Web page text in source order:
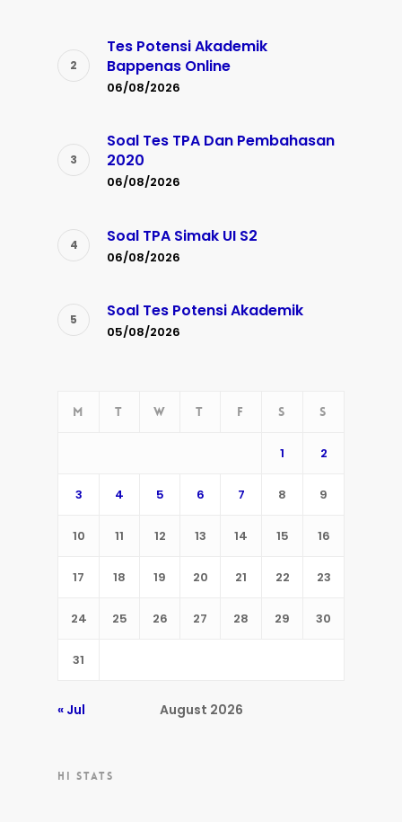
Tes Potensi Akademik
Bappenas Online
06/08/2026
Soal Tes TPA Dan Pembahasan
2020
06/08/2026
Soal TPA Simak UI S2
06/08/2026
Soal Tes Potensi Akademik
05/08/2026
August 2026
M T W T F S S
1 2
3 4 5 6 7 8 9
10 11 12 13 14 15 16
17 18 19 20 21 22 23
24 25 26 27 28 29 30
31
« Jul
HI STATS